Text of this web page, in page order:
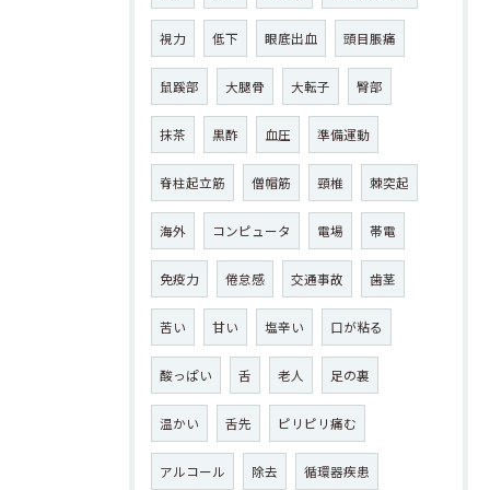
視力 低下 眼底出血 頭目脹痛
鼠蹊部 大腿骨 大転子 臀部
抹茶 黒酢 血圧 準備運動
脊柱起立筋 僧帽筋 頸椎 棘突起
海外 コンピュータ 電場 帯電
免疫力 倦怠感 交通事故 歯茎
苦い 甘い 塩辛い 口が粘る
酸っぱい 舌 老人 足の裏
温かい 舌先 ピリピリ痛む
アルコール 除去 循環器疾患